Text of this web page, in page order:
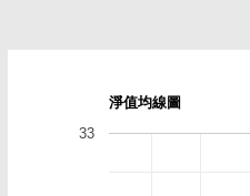
淨值均線圖
33